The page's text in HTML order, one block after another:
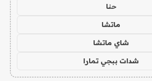
حنا
ماتشا
شاي ماتشا
شدات ببجي تمارا